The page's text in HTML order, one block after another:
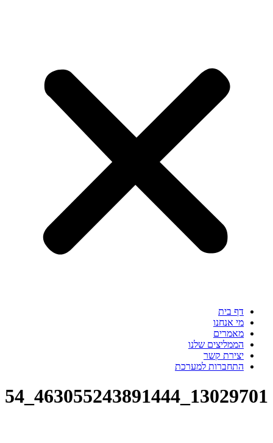
דף בית
מי אנחנו
מאמרים
הממליצים שלנו
יצירת קשר
התחברות למערכת
13029701_463055243891444_1064518997283108954_o